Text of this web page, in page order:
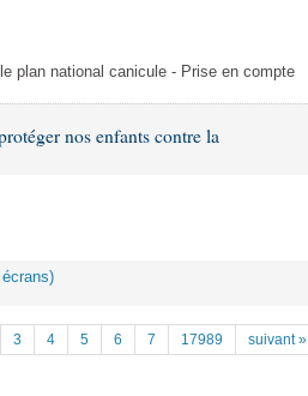
plan national canicule - Prise en compte
nos enfants contre la
3 4 5 6 7 17989 suivant »